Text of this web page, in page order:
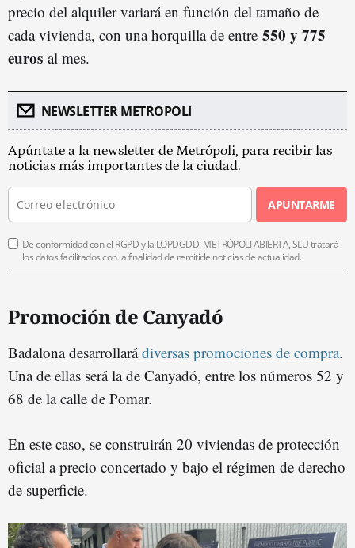
precio del alquiler variará en función del tamaño de
cada vivienda, con una horquilla de entre 550 y 775
euros al mes.
NEWSLETTER METROPOLI
Apúntate a la newsletter de Metrópoli, para recibir las
noticias más importantes de la ciudad.
APUNTARME
De conformidad con el RGPD y la LOPDGDD, METRÓPOLI ABIERTA, SLU tratará
los datos facilitados con la finalidad de remitirle noticias de actualidad.
Promoción de Canyadó
Badalona desarrollarádiversas promociones de compra.
Una de ellas será la de Canyadó, entre los números 52 y
68 de la calle de Pomar.
En este caso, se construirán 20 viviendas de protección
oficial a precio concertado y bajo el régimen de derecho
de superficie.